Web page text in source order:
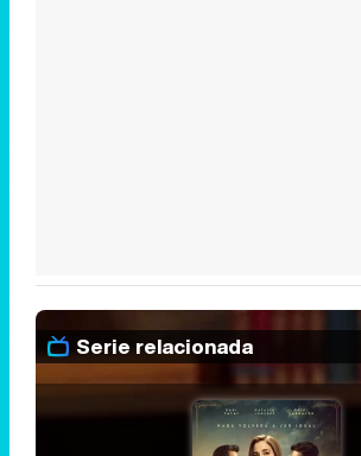
Serie relacionada